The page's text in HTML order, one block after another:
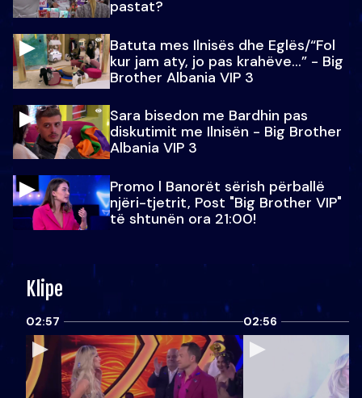
pastat?
Batuta mes Ilnisës dhe Eglës/“Fol
kur jam aty, jo pas krahëve…” - Big
Brother Albania VIP 3
Sara bisedon me Bardhin pas
diskutimit me Ilnisën - Big Brother
Albania VIP 3
Promo l Banorët sërish përballë
njëri-tjetrit, Post "Big Brother VIP"
të shtunën ora 21:00!
Klipe
02:57 02:56